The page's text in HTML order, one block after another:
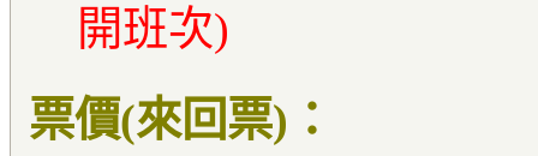
開班次)
票價(來回票)：